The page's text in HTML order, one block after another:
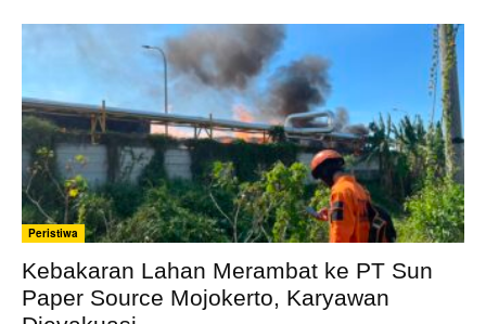
Peristiwa
Kebakaran Lahan Merambat ke PT Sun
Paper Source Mojokerto, Karyawan